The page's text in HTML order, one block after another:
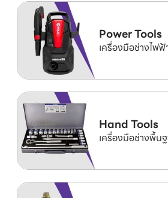
Power Tools
เครื่องมือช่างไฟฟ้
Hand Tools
เครื่องมือช่างพื้น